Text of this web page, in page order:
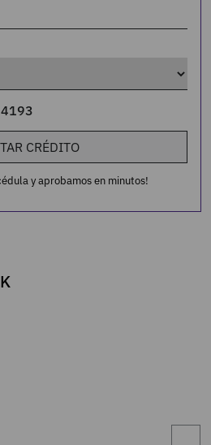
4193
CRÉDITO
y aprobamos en minutos!